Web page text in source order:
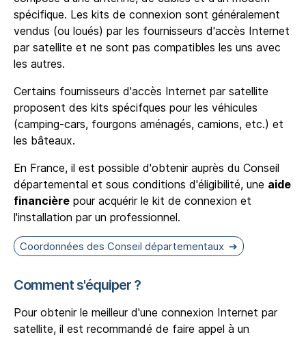
spécifique. Les kits de connexion sont généralement
vendus (ou loués) par les fournisseurs d'accès Internet
par satellite et ne sont pas compatibles les uns avec
les autres.
Certains fournisseurs d'accès Internet par satellite
proposent des kits spécifques pour les véhicules
(camping-cars, fourgons aménagés, camions, etc.) et
les bâteaux.
En France, il est possible d'obtenir auprès du Conseil
départemental et sous conditions d'éligibilité, une aide
financière pour acquérir le kit de connexion et
l'installation par un professionnel.
Coordonnées des Conseil départementaux
Comment s'équiper ?
Pour obtenir le meilleur d'une connexion Internet par
satellite, il est recommandé de faire appel à un